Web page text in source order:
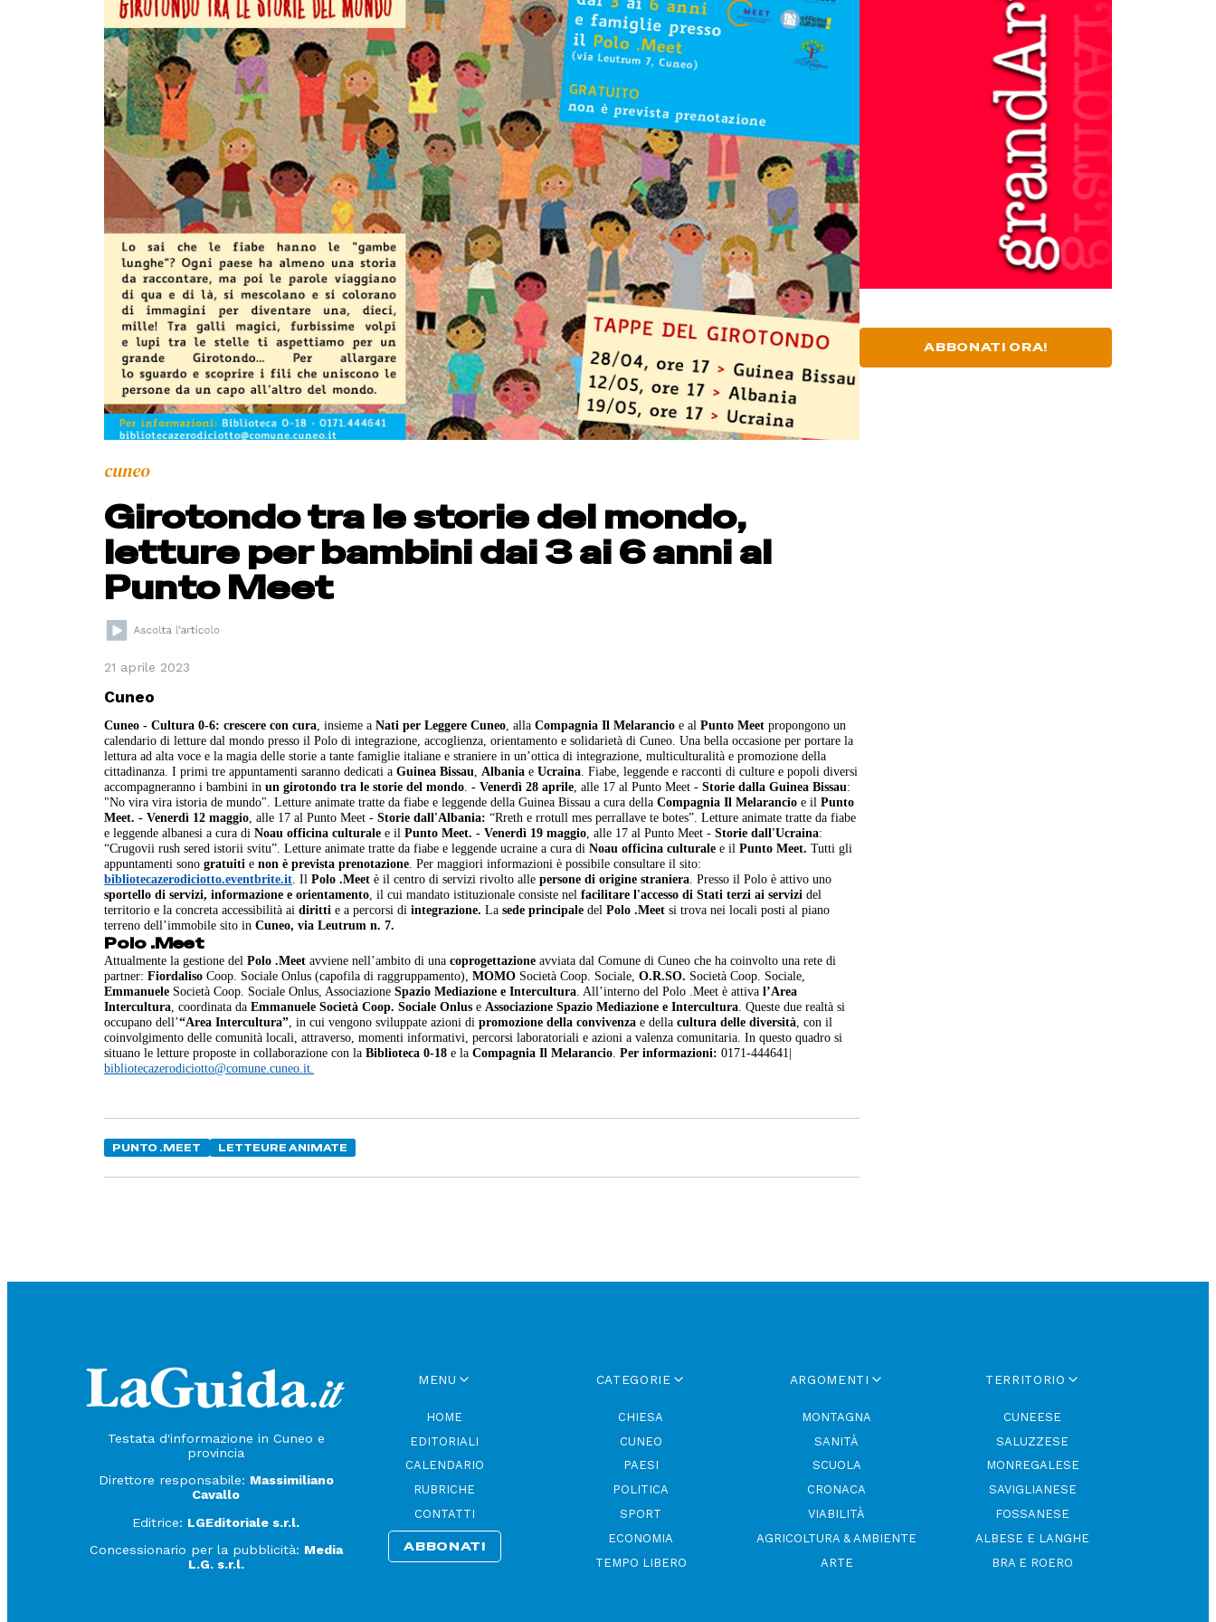
cuneo
Girotondo tra le storie del mondo,
letture per bambini dai 3 ai 6 anni al
Punto Meet
21 aprile 2023
Cuneo
Cuneo -Cultura 0-6: crescere con cura, insieme aNati per Leggere Cuneo, alla Compagnia Il Melarancio e alPunto Meet propongono un
calendario di letture dal mondo presso il Polo di integrazione, accoglienza, orientamento e solidarietà di Cuneo. Una bella occasione per portare la
lettura ad alta voce e la magia delle storie a tante famiglie italiane e straniere in un’ottica di integrazione, multiculturalità e promozione della
cittadinanza. I primi tre appuntamenti saranno dedicati aGuinea Bissau,Albania eUcraina. Fiabe, leggende e racconti di culture e popoli diversi
accompagneranno i bambini inun girotondo tra le storie del mondo.- Venerdì 28 aprile, alle 17 al Punto Meet -Storie dalla Guinea Bissau:
"No vira vira istoria de mundo". Letture animate tratte da fiabe e leggende della Guinea Bissau a cura dellaCompagnia Il Melarancio e ilPunto
Meet. - Venerdì 12 maggio, alle 17 al Punto Meet -Storie dall'Albania: “Rreth e rrotull mes perrallave te botes”. Letture animate tratte da fiabe
e leggende albanesi a cura diNoau officina culturalee il Punto Meet. - Venerdì 19 maggio, alle 17 al Punto Meet -Storie dall'Ucraina:
“Crugovii rush sered istorii svitu”. Letture animate tratte da fiabe e leggende ucraine a cura diNoau officina culturalee il Punto Meet. Tutti gli
appuntamenti sonogratuiti enon è prevista prenotazione. Per maggiori informazioni è possibile consultare il sito:
bibliotecazerodiciotto.eventbrite.it. IlPolo .Meet è il centro di servizi rivolto allepersone di origine straniera. Presso il Polo è attivo uno
sportello di servizi, informazione e orientamento, il cui mandato istituzionale consiste nelfacilitare l'accesso di Stati terzi ai servizi del
territorio e la concreta accessibilità aidirittie a percorsi diintegrazione.Lasede principale delPolo .Meet si trova nei locali posti al piano
terreno dell’immobile sito inCuneo, via Leutrum n. 7.
Polo .Meet
Attualmente la gestione delPolo .Meet avviene nell’ambito di unacoprogettazioneavviata dal Comune di Cuneo che ha coinvolto una rete di
partner:Fiordaliso Coop. Sociale Onlus (capofila di raggruppamento),MOMO Società Coop. Sociale,O.R.SO. Società Coop. Sociale,
Emmanuele Società Coop. Sociale Onlus, AssociazioneSpazio Mediazione e Intercultura. All’interno del Polo .Meet è attival’Area
Intercultura, coordinata daEmmanuele Società Coop. Sociale OnluseAssociazione Spazio Mediazione e Intercultura. Queste due realtà si
occupano dell’“Area Intercultura”, in cui vengono sviluppate azioni dipromozione della convivenzae dellacultura delle diversità, con il
coinvolgimento delle comunità locali, attraverso, momenti informativi, percorsi laboratoriali e azioni a valenza comunitaria. In questo quadro si
situano le letture proposte in collaborazione con laBiblioteca 0-18e laCompagnia Il Melarancio.Per informazioni:0171-444641|
bibliotecazerodiciotto@comune.cuneo.it.
PUNTO .MEET LETTEURE ANIMATE
ABBONATI ORA!
Testata d'informazione in Cuneo e
provincia
Direttore responsabile: Massimiliano
Cavallo
Editrice: LGEditoriale s.r.l.
Concessionario per la pubblicità: Media
L.G. s.r.l.
MENU
HOME
EDITORIALI
CALENDARIO
RUBRICHE
CONTATTI
ABBONATI
CATEGORIE
CHIESA
CUNEO
PAESI
POLITICA
SPORT
ECONOMIA
TEMPO LIBERO
ARGOMENTI
MONTAGNA
SANITÀ
SCUOLA
CRONACA
VIABILITÀ
AGRICOLTURA & AMBIENTE
ARTE
TERRITORIO
CUNEESE
SALUZZESE
MONREGALESE
SAVIGLIANESE
FOSSANESE
ALBESE E LANGHE
BRA E ROERO